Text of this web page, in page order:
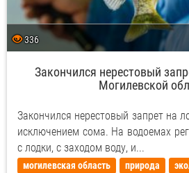
336
Закончился нерестовый
Могилевской
Закончился нерестовый запрет на
исключением сома. На водоемах
с лодки, с заходом воду, и...
могилевская область природа